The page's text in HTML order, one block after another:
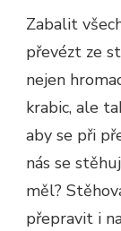
Zabalit
převézt ze
nejen
krabic, ale
aby se při
nás se
měl?
přepravit i